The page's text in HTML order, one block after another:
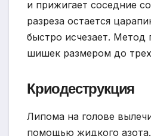
и прижигает соседние
разреза остается
быстро исчезает. Метод
шишек размером до
Криодеструкция
Липома на голове
помощью жидкого